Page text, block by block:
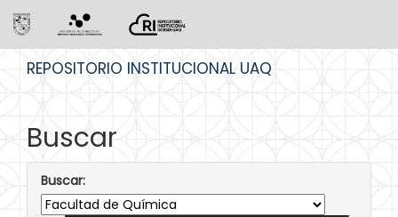
REPOSITORIO INSTITUCIONAL UAQ
Buscar
Buscar: